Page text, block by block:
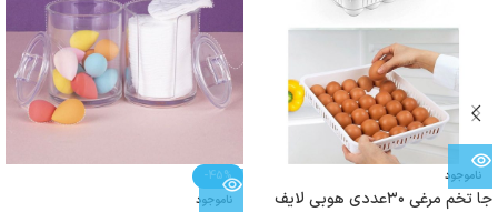
ناموجود
جا تخم مرغی ۳۰عددی هوبی لایف
-45%
ناموجود